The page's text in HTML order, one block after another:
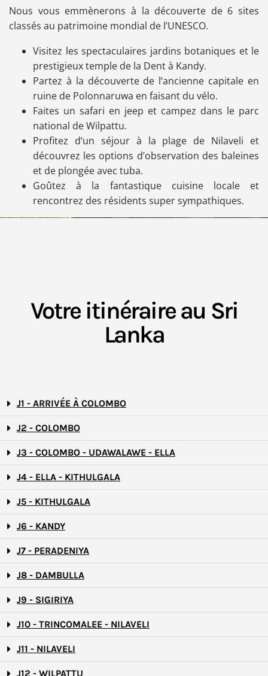
Nous vous emmènerons à la découverte de 6 sites
classés au patrimoine mondial de l’UNESCO.
Visitez les spectaculaires jardins botaniques et le
prestigieux temple de la Dent à Kandy.
Partez à la découverte de l’ancienne capitale en
ruine de Polonnaruwa en faisant du vélo.
Faites un safari en jeep et campez dans le parc
national de Wilpattu.
Profitez d’un séjour à la plage de Nilaveli et
découvrez les options d’observation des baleines
et de plongée avec tuba.
Goûtez à la fantastique cuisine locale et
rencontrez des résidents super sympathiques.
Votre itinéraire au Sri
Lanka
J1 - ARRIVÉE À COLOMBO
J2 - COLOMBO
J3 - COLOMBO - UDAWALAWE - ELLA
J4 - ELLA - KITHULGALA
J5 - KITHULGALA
J6 - KANDY
J7 - PERADENIYA
J8 - DAMBULLA
J9 - SIGIRIYA
J10 - TRINCOMALEE - NILAVELI
J11 - NILAVELI
J12 - WILPATTU